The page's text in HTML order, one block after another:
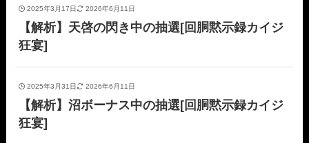
2025年3月17日 2026年6月11日
【解析】天啓の閃き中の抽選[回胴黙示録カイジ
狂宴]
2025年3月31日 2026年6月11日
【解析】沼ボーナス中の抽選[回胴黙示録カイジ
狂宴]